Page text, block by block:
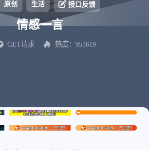
原创 生活 接口反馈
情感一言
GET请求 热度：951619